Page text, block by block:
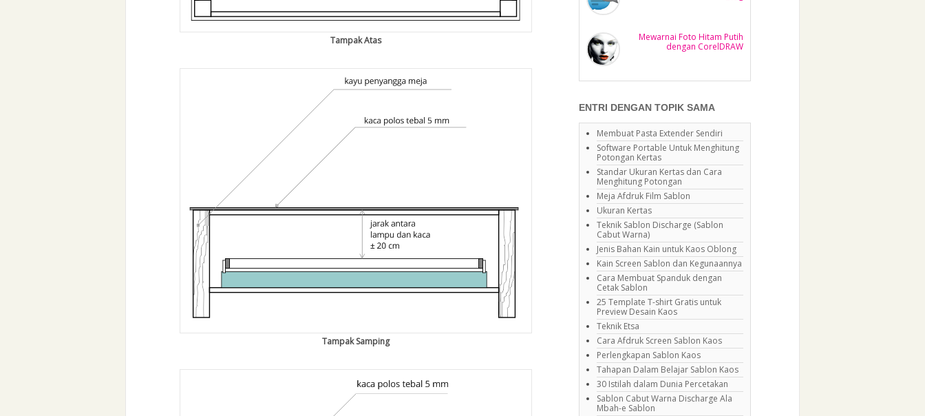
Tampak Atas
Tampak Samping
Mewarnai Foto Hitam Putih
dengan CorelDRAW
ENTRI DENGAN TOPIK SAMA
Membuat Pasta Extender Sendiri
Software Portable Untuk Menghitung
Potongan Kertas
Standar Ukuran Kertas dan Cara
Menghitung Potongan
Meja Afdruk Film Sablon
Ukuran Kertas
Teknik Sablon Discharge (Sablon
Cabut Warna)
Jenis Bahan Kain untuk Kaos Oblong
Kain Screen Sablon dan Kegunaannya
Cara Membuat Spanduk dengan
Cetak Sablon
25 Template T-shirt Gratis untuk
Preview Desain Kaos
Teknik Etsa
Cara Afdruk Screen Sablon Kaos
Perlengkapan Sablon Kaos
Tahapan Dalam Belajar Sablon Kaos
30 Istilah dalam Dunia Percetakan
Sablon Cabut Warna Discharge Ala
Mbah-e Sablon